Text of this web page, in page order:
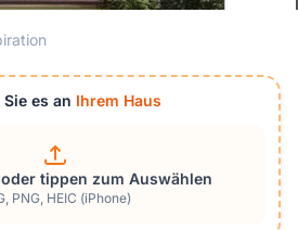
es an Ihrem Haus
tippen zum Auswählen
PNG, HEIC (iPhone)